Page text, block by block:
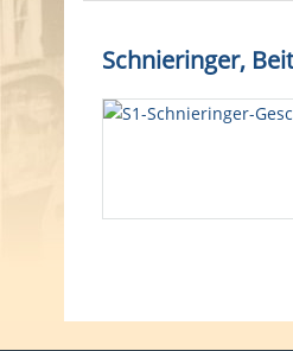
e
Schnieringer,